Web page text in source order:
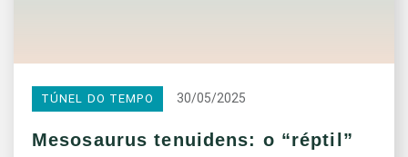
TÚNEL DO TEMPO 30/05/2025
Mesosaurus tenuidens: o “réptil”